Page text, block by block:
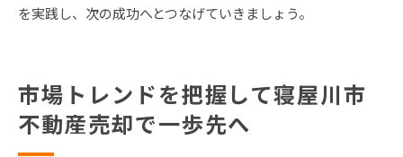
を実践し、次の成功へとつなげていきましょう。
市場トレンドを把握して寝屋川市
不動産売却で一歩先へ